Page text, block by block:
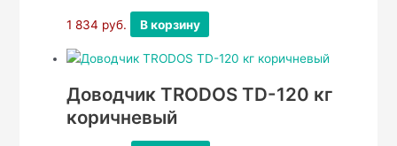
1 834 руб. В корзину
Доводчик TRODOS TD-120 кг
коричневый